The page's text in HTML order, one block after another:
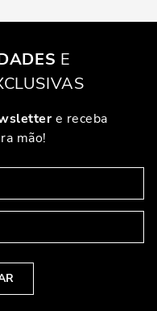
E
e receba
mão!